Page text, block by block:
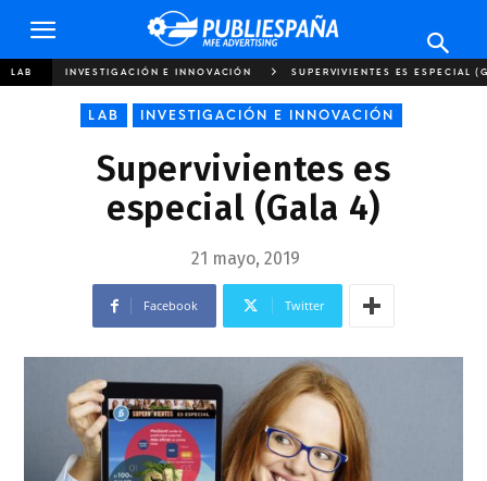
Publiespaña
LAB INVESTIGACIÓN E INNOVACIÓN SUPERVIVIENTES ES ESPECIAL
LAB INVESTIGACIÓN E INNOVACIÓN
Supervivientes es
especial (Gala 4)
21 mayo, 2019
Facebook Twitter